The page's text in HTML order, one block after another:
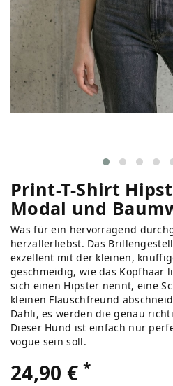
Print-T-Shirt
Modal und
Was für ein hervorragend
herzallerliebst. Das
exzellent mit der kleinen,
geschmeidig, wie das Kopfhaar
sich einen Hipster nennt, eine
kleinen Flauschfreund
Dahli, es werden die genau
Dieser Hund ist einfach nur
vogue sein soll.
24,90 €*